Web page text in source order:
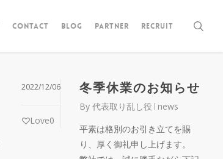
CONTACT BLOG PARTNER RECRUIT
冬季休業のお知らせ
By 代表取り乱し役 news
平素は格別のお引き立てを賜
り、厚く御礼申し上げます。
2022/12/06
Love0